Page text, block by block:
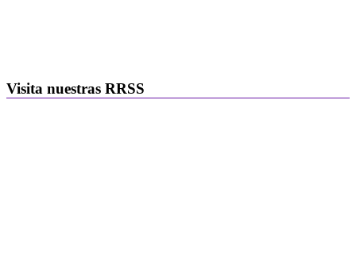
Visita nuestras RRSS